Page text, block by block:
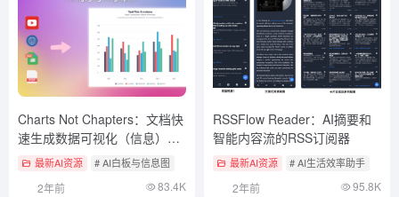
Charts Not Chapters：文档快
速生成数据可视化（信息）图
表 最新AI资源 # AI白板与信息图
2年前 83.4K
RSSFlow Reader：AI摘要和
智能内容流的RSS订阅器
最新AI资源 # AI生活效率助手
2年前 95.8K